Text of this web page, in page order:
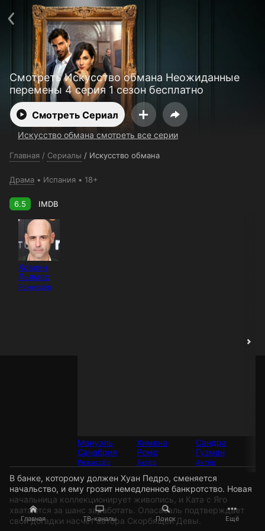
Главная ТВ-каналы Поиск Ещё
Смотреть Искусство обмана Неожиданные
перемены 4 серия 1 сезон бесплатно
Смотреть Сериал
Искусство обмана смотреть все серии
Главная / Сериалы / Искусство обмана
Драма Испания 18+
6.5 IMDB
Хоакин
Льямас
Режиссёр
Мануэль
Санабрия
Режиссёр
Химена
Ромо
Актёр
Сандра
Гузман
Актёр
В банке, которому должен Хуан Педро, сменяется
начальство, и ему грозит немедленное банкротство. Новая
начальница коллекционирует живопись, и Ката с Яго
хватаются за шанс заработать. Оласабаль подтверждает
свои догадки насчёт автора Скорбящей Девы.
Поддержка:support@24h.tv
О сервисе
Пользовательское соглашение
Политика конфиденциальности
Открыть приложение
Ввести промокод
Установить на ТВ
Бесплатные каналы Контакты